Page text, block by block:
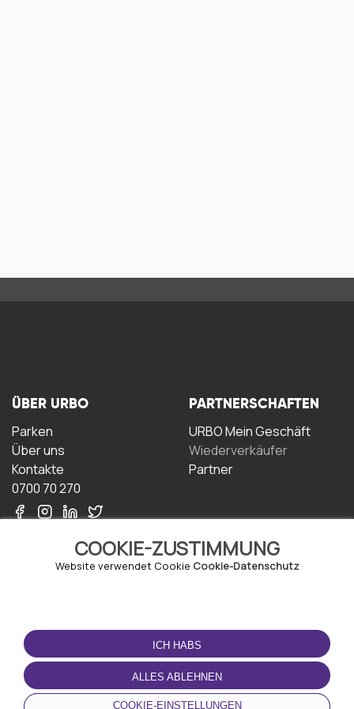
COOKIE-ZUSTIMMUNG
Website verwendet Cookie Cookie-Datenschutz
ICH HABS
ALLES ABLEHNEN
COOKIE-EINSTELLUNGEN
ÜBER URBO
Parken
Über uns
Kontakte
0700 70 270
PARTNERSCHAFTEN
URBO Mein Geschäft
Wiederverkäufer
Partner
NUTZUNGSBEDINGUNGEN
Geschäftsbedingungen
Datenschutz-
Bestimmungen
Cookie-Richtlinie
LADEN SIE DIE APP
HERUNTER